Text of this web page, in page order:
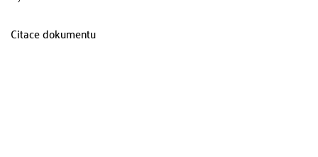
Citace dokumentu